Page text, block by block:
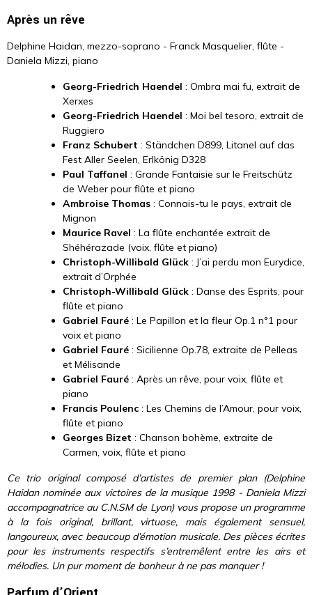
Après un rêve
Delphine Haidan, mezzo-soprano - Franck Masquelier, flûte -
Daniela Mizzi, piano
Georg-Friedrich Haendel : Ombra mai fu, extrait de
Xerxes
Georg-Friedrich Haendel : Moi bel tesoro, extrait de
Ruggiero
Franz Schubert : Ständchen D899, Litanel auf das
Fest Aller Seelen, Erlkönig D328
Paul Taffanel : Grande Fantaisie sur le Freitschütz
de Weber pour flûte et piano
Ambroise Thomas : Connais-tu le pays, extrait de
Mignon
Maurice Ravel : La flûte enchantée extrait de
Shéhérazade (voix, flûte et piano)
Christoph-Willibald Glück : J’ai perdu mon Eurydice,
extrait d’Orphée
Christoph-Willibald Glück : Danse des Esprits, pour
flûte et piano
Gabriel Fauré : Le Papillon et la fleur Op.1 n°1 pour
voix et piano
Gabriel Fauré : Sicilienne Op.78, extraite de Pelleas
et Mélisande
Gabriel Fauré : Après un rêve, pour voix, flûte et
piano
Francis Poulenc : Les Chemins de l’Amour, pour voix,
flûte et piano
Georges Bizet : Chanson bohème, extraite de
Carmen, voix, flûte et piano
Ce trio original composé d’artistes de premier plan (Delphine
Haidan nominée aux victoires de la musique 1998 - Daniela Mizzi
accompagnatrice au C.N.SM de Lyon) vous propose un programme
à la fois original, brillant, virtuose, mais également sensuel,
langoureux, avec beaucoup d’émotion musicale. Des pièces écrites
pour les instruments respectifs s’entremêlent entre les airs et
mélodies. Un pur moment de bonheur à ne pas manquer !